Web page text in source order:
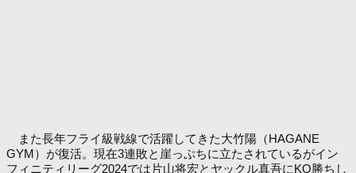
また長年フライ級戦線で活躍してきた大竹陽（HAGANE
GYM）が復活。現在3連敗と崖っぷちに立たされているがイン
フィニティリーグ2024では片山将宏とヤックル真吾にKO勝ちし